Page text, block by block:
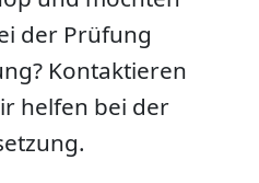
der Prüfung
Kontaktieren
helfen bei der